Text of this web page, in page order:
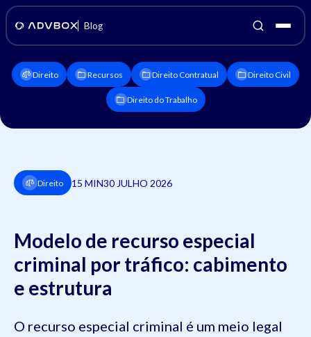
Blog
Direito Recursos Direito Contratual Direito Civil
Direito do Trabalho
Direito 15 MIN30 JULHO 2026
Modelo de recurso especial
criminal por tráfico: cabimento
e estrutura
O recurso especial criminal é um meio legal